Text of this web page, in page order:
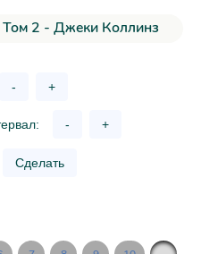
2 - Джеки Коллинз
- +
- +
Сделать